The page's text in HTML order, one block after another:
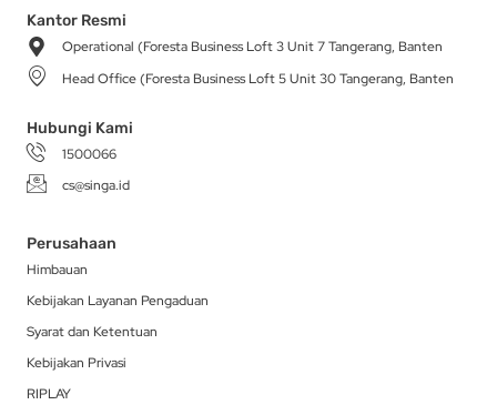
a
g
r
a
m
b
o
-
t
r
i
Kantor Resmi
Operational (Foresta Business Loft 3 Unit 7 Tangerang, Banten
Head Office (Foresta Business Loft 5 Unit 30 Tangerang, Banten
Hubungi Kami
1500066
cs@singa.id
Perusahaan
Himbauan
Kebijakan Layanan Pengaduan
Syarat dan Ketentuan
Kebijakan Privasi
RIPLAY